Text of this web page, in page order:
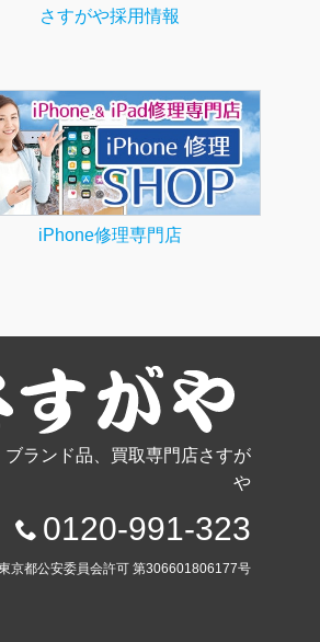
さすがや採用情報
iPhone修理専門店
ブランド品、買取専門店さすが
や
0120-991-323
京都公安委員会許可 第306601806177号